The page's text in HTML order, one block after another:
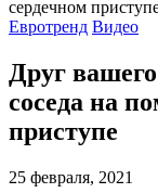
Евротренд Видео
Друг
соседа на
приступе
25 февраля, 2021